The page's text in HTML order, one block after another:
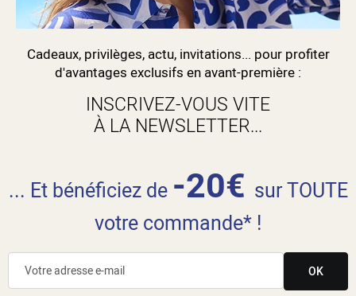
Cadeaux, privilèges, actu, invitations... pour profiter
d'avantages exclusifs en avant-première :
INSCRIVEZ-VOUS VITE
À LA NEWSLETTER...
... Et bénéficiez de -20€ sur TOUTE
votre commande* !
OK